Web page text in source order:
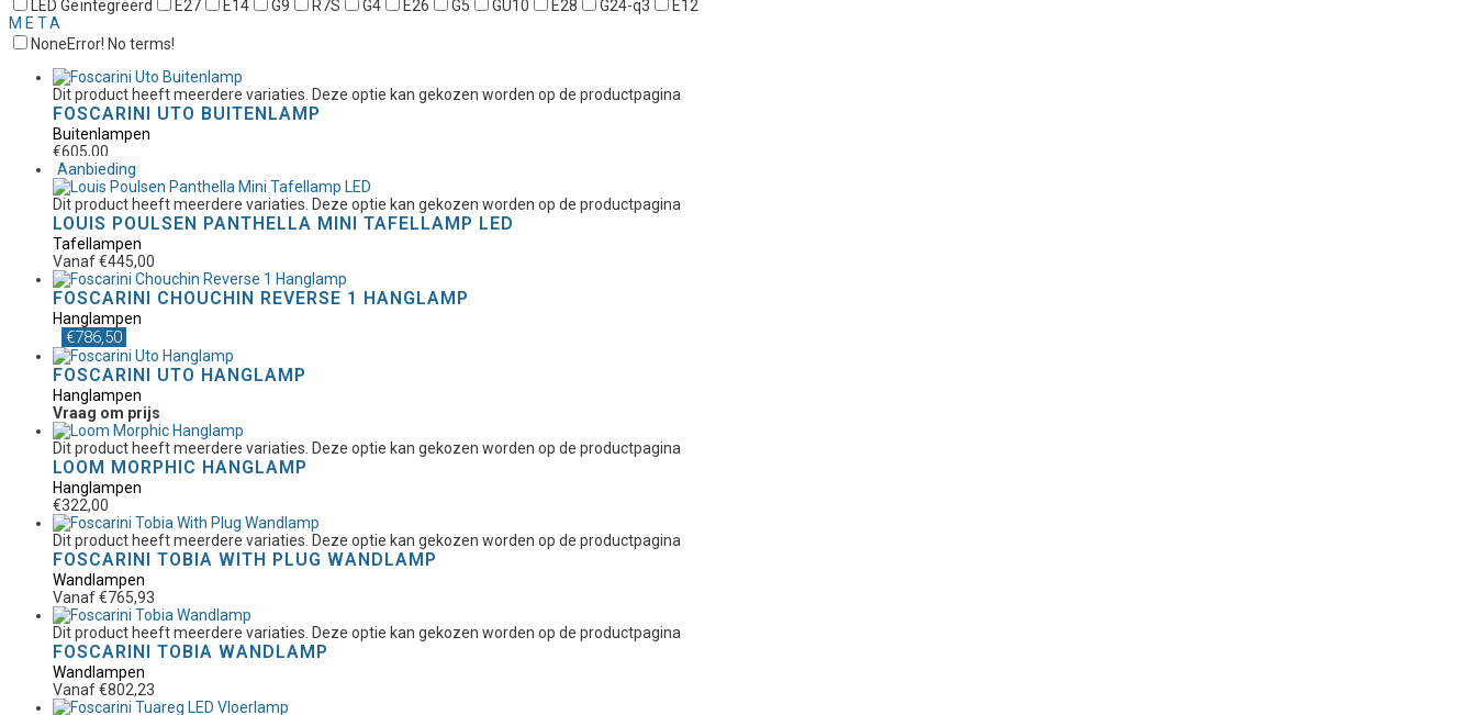
LED Geïntegreerd
E27 E14 G9 R7S G4 E26 G5 GU10 E28 G24-q3
E12
META
NoneError! No terms!
Dit product heeft meerdere variaties. Deze optie kan gekozen worden op de productpagina
FOSCARINI UTO BUITENLAMP
Buitenlampen
€605,00
Aanbieding
Dit product heeft meerdere variaties. Deze optie kan gekozen worden op de productpagina
LOUIS POULSEN PANTHELLA MINI TAFELLAMP LED
Tafellampen
Vanaf€445,00
FOSCARINI CHOUCHIN REVERSE 1 HANGLAMP
Hanglampen
€786,50
FOSCARINI UTO HANGLAMP
Hanglampen
Vraag om prijs
Dit product heeft meerdere variaties. Deze optie kan gekozen worden op de productpagina
LOOM MORPHIC HANGLAMP
Hanglampen
€322,00
Dit product heeft meerdere variaties. Deze optie kan gekozen worden op de productpagina
FOSCARINI TOBIA WITH PLUG WANDLAMP
Wandlampen
Vanaf€765,93
Dit product heeft meerdere variaties. Deze optie kan gekozen worden op de productpagina
FOSCARINI TOBIA WANDLAMP
Wandlampen
Vanaf€802,23